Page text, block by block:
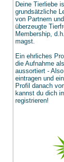
Deine Tierliebe
grundsätzliche
von Partnern
überzeugte
Membership,
magst.
Ein ehrliches
die Aufnahme
aussortiert -
eintragen und
Profil danach
kannst du dich
registrieren!